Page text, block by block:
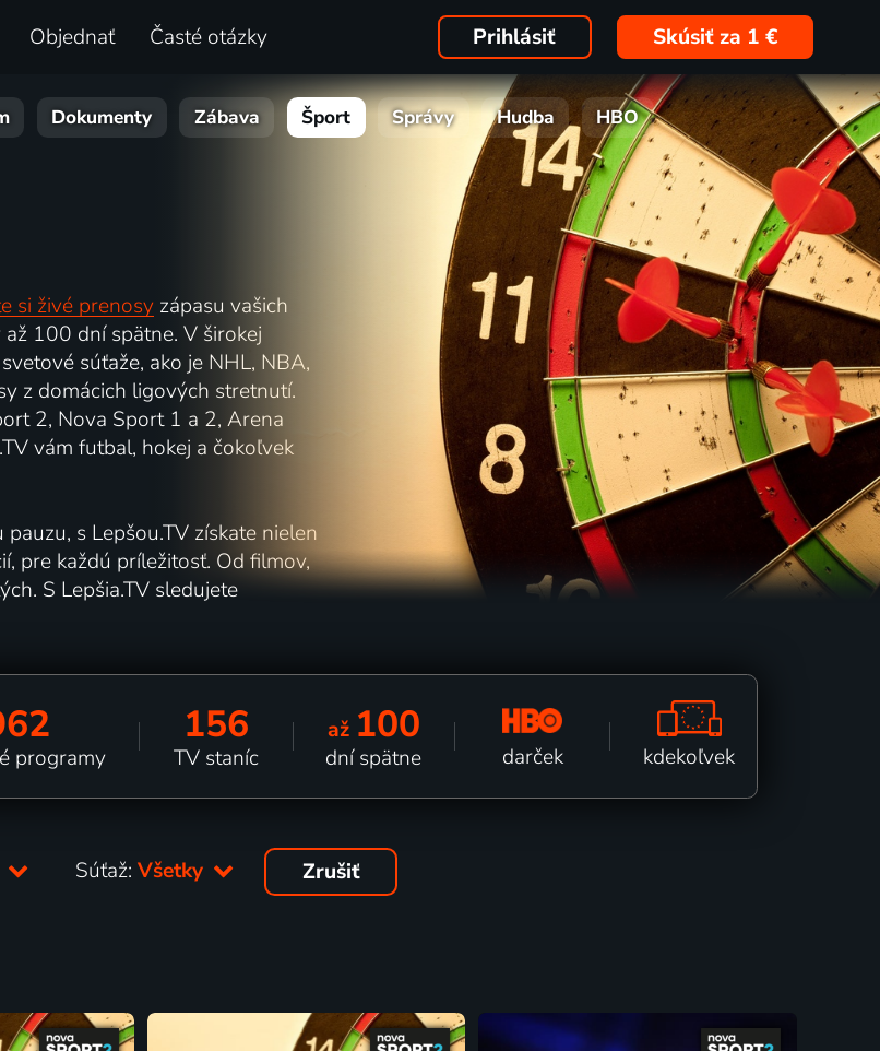
Objednať Časté otázky Prihlásiť Skúsiť za 1 €
Dokumenty Zábava Šport Správy Hudba HBO
si živé prenosyzápasu vašich
100 dní spätne. V širokej
súťaže, ako je NHL, NBA,
z domácich ligových stretnutí.
2, Nova Sport 1 a 2, Arena
vám futbal, hokej a čokoľvek
s Lepšou.TV získate nielen
pre každú príležitosť. Od filmov,
S Lepšia.TV sledujete
programy
156
TV staníc
až 100
dní spätne darček kdekoľvek
Súťaž:Všetky Zrušiť